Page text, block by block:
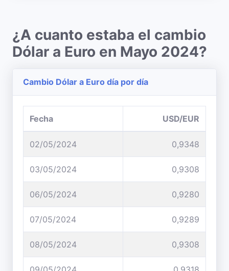
¿A cuanto estaba el cambio
Dólar a Euro en Mayo 2024?
Cambio Dólar a Euro día por día
Fecha USD/EUR
02/05/2024 0,9348
03/05/2024 0,9308
06/05/2024 0,9280
07/05/2024 0,9289
08/05/2024 0,9308